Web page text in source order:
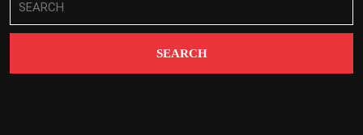
for: